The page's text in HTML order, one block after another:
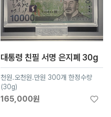
대통령 친필 서명 은지폐 30g
천원.오천원.만원 300개 한정수량
(30g)
165,000원